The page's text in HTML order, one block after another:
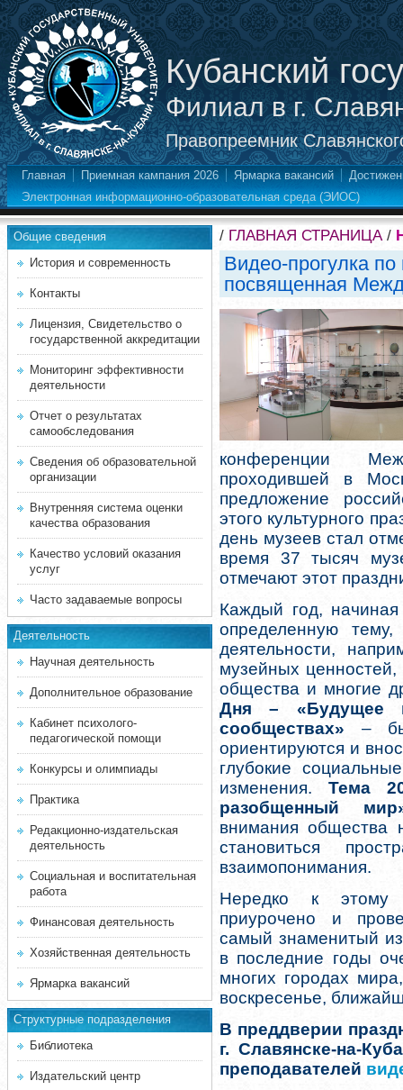
Кубанский
Филиал в г.
Правопреемник
Главная Приемная кампания 2026 Ярмарка вакансий
Электронная информационно-образовательная среда (ЭИОС)
Общие сведения
История и современность
Контакты
Лицензия, Свидетельство о
государственной аккредитации
Мониторинг эффективности
деятельности
Отчет о результатах
самообследования
Сведения об образовательной
организации
Внутренняя система оценки
качества образования
Качество условий оказания
услуг
Часто задаваемые вопросы
Деятельность
Научная деятельность
Дополнительное образование
Кабинет психолого-
педагогической помощи
Конкурсы и олимпиады
Практика
Редакционно-издательская
деятельность
Социальная и воспитательная
работа
Финансовая деятельность
Хозяйственная деятельность
Ярмарка вакансий
Структурные подразделения
Библиотека
Издательский центр
/ ГЛАВНАЯ СТРАНИЦА/
Видео-прогулка
посвященная
конференции
проходившей в
предложение
этого культурного
день музеев стал
время 37 тысяч
отмечают этот
Каждый год,
определенную
деятельности,
музейных
общества и многие
Дня – «Будущее
сообществах» –
ориентируются и
глубокие
изменения. Тема
разобщенный
внимания общества
становиться
взаимопонимания.
Нередко к этому
приурочено и
самый знаменитый
в последние годы
многих городах
воскресенье,
В преддверии
г. Славянске-на-
преподавателей